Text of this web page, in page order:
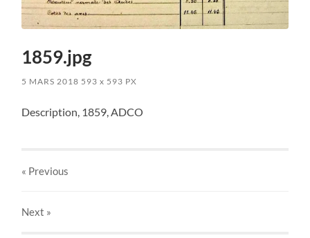
1859.jpg
5 MARS 2018 593x 593 PX
Description, 1859, ADCO
« Previous
Next »